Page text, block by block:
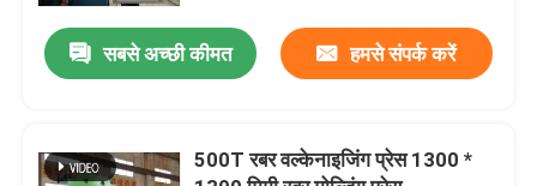
सबसे अच्छी कीमत हमसे संपर्क करें
500T रबर वल्केनाइजिंग प्रेस 1300 *